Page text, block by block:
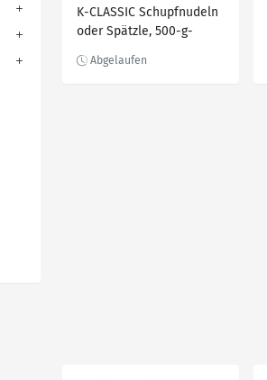
K-CLASSIC Schupfnudeln
oder Spätzle, 500-g-